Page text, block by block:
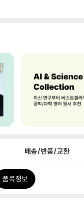
배송/반품/교환
품목정보